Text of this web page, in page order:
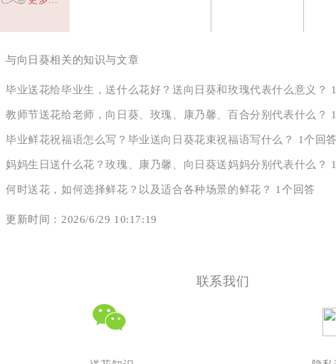
与向日葵相关的知识与文章
毕业送花给毕业生，送什么花好？送向日葵和玫瑰代表什么意义？
教师节送花给老师，向日葵、玫瑰、康乃馨、百合分别代表什么？
毕业鲜花祝福语怎么写？毕业送向日葵花束祝福语写什么？ 1个回答
妈妈生日送什么花？玫瑰、康乃馨、向日葵送妈妈分别代表什么？
何时送花，如何选择鲜花？以及适合各种场景的鲜花？ 1个回答
更新时间：2026/6/29 10:17:19
联系我们